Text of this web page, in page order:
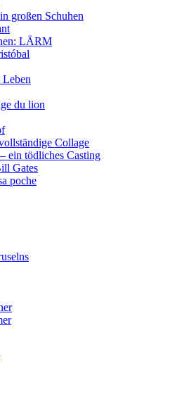
großen Schuhen
LÄRM
Leben
du lion
Collage
ein tödliches Casting
Gates
poche